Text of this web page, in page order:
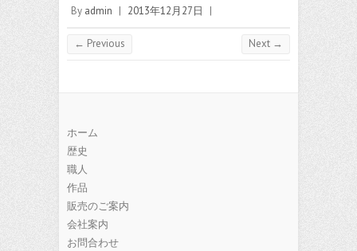
By admin | 2013年12月27日 |
← Previous Next →
ホーム
歴史
職人
作品
販売のご案内
会社案内
お問合わせ